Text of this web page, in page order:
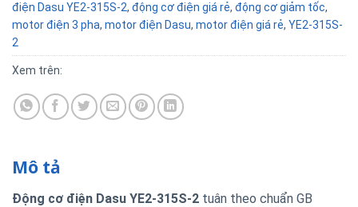
điện Dasu YE2-315S-2, động cơ điện giá rẻ, động cơ giảm tốc,
motor điện 3 pha, motor điện Dasu, motor điện giá rẻ, YE2-315S-
2
Xem trên:
Mô tả
Động cơ điện Dasu YE2-315S-2 tuân theo chuẩn GB